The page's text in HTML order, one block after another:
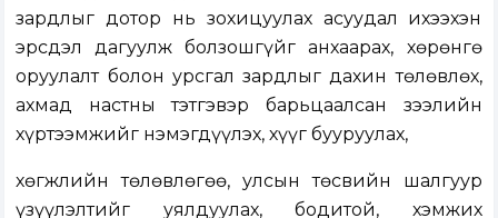
зардлыг дотор нь зохицуулах асуудал ихээхэн
эрсдэл дагуулж болзошгүйг анхаарах, хөрөнгө
оруулалт болон урсгал зардлыг дахин төлөвлөх,
ахмад настны тэтгэвэр барьцаалсан зээлийн
хүртээмжийг нэмэгдүүлэх, хүүг бууруулах,
хөгжлийн төлөвлөгөө, улсын төсвийн шалгуур
үзүүлэлтийг уялдуулах, бодитой, хэмжих